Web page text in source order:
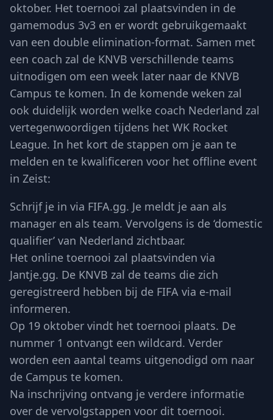
oktober. Het toernooi zal plaatsvinden in de
gamemodus 3v3 en er wordt gebruikgemaakt
van een double elimination-format. Samen met
een coach zal de KNVB verschillende teams
uitnodigen om een week later naar de KNVB
Campus te komen. In de komende weken zal
ook duidelijk worden welke coach Nederland zal
vertegenwoordigen tijdens het WK Rocket
League. In het kort de stappen om je aan te
melden en te kwalificeren voor het offline event
in Zeist:
Schrijf je in via FIFA.gg. Je meldt je aan als
manager en als team. Vervolgens is de ‘domestic
qualifier’ van Nederland zichtbaar.
Het online toernooi zal plaatsvinden via
Jantje.gg. De KNVB zal de teams die zich
geregistreerd hebben bij de FIFA via e-mail
informeren.
Op 19 oktober vindt het toernooi plaats. De
nummer 1 ontvangt een wildcard. Verder
worden een aantal teams uitgenodigd om naar
de Campus te komen.
Na inschrijving ontvang je verdere informatie
over de vervolgstappen voor dit toernooi.